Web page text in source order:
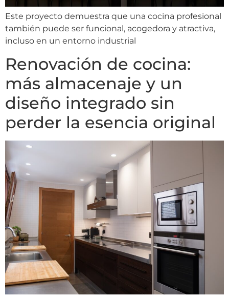
Este proyecto demuestra que una cocina profesional
también puede ser funcional, acogedora y atractiva,
incluso en un entorno industrial
Renovación de cocina:
más almacenaje y un
diseño integrado sin
perder la esencia original